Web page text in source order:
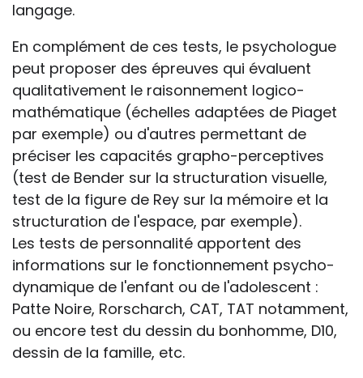
langage.
En complément de ces tests, le psychologue
peut proposer des épreuves qui évaluent
qualitativement le raisonnement logico-
mathématique (échelles adaptées de Piaget
par exemple) ou d'autres permettant de
préciser les capacités grapho-perceptives
(test de Bender sur la structuration visuelle,
test de la figure de Rey sur la mémoire et la
structuration de l'espace, par exemple).
Les tests de personnalité apportent des
informations sur le fonctionnement psycho-
dynamique de l'enfant ou de l'adolescent :
Patte Noire, Rorscharch, CAT, TAT notamment,
ou encore test du dessin du bonhomme, D10,
dessin de la famille, etc.